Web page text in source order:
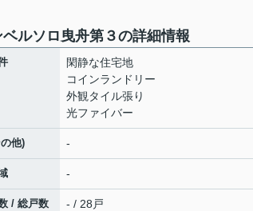
ベルソロ曳舟第３の詳細情報
閑静な住宅地
コインランドリー
外観タイル張り
光ファイバー
他) -
-
/ 総戸数 - / 28戸